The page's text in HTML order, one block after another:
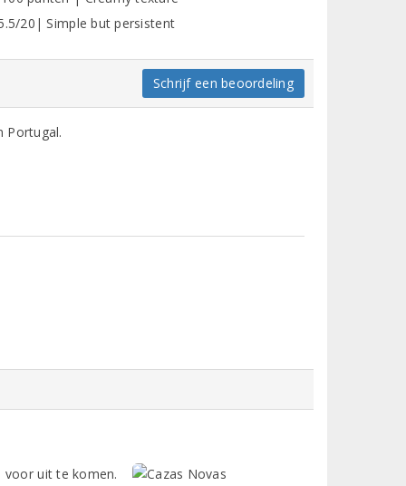
20| Simple but persistent
Schrijf een beoordeling
Portugal.
voor uit te komen.